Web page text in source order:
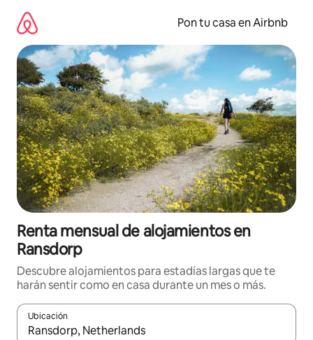
contenido
Pon tu casa en Airbnb
Renta mensual de alojamientos en
Ransdorp
Descubre alojamientos para estadías largas que te
harán sentir como en casa durante un mes o más.
Ubicación
Cuando los resultados estén disponibles, navega con las